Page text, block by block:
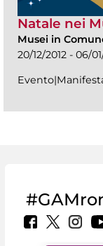
Natale nei
Musei in
20/12/2012 - 06/